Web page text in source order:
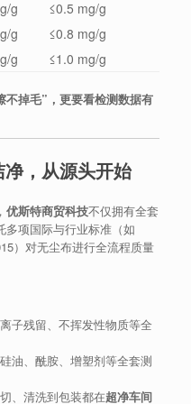
g
≤0.5 mg/g
g
≤0.8 mg/g
g ≤1.0 mg/g
不掉毛”，更要看检测数据有
，从源头开始
优斯特商贸科技不仅拥有全套
多项国际与行业标准（如
）对无尘布进行全流程质量
子残留、不挥发性物质等全
油、酰胺、增塑剂等全套测
、清洗到包装都在超净车间